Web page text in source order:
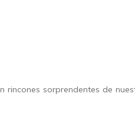
rincones sorprendentes de